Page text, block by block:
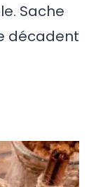
Sache
décadent